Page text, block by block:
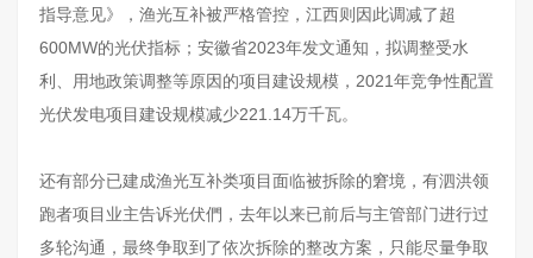
指导意见》，渔光互补被严格管控，江西则因此调减了超
600MW的光伏指标；安徽省2023年发文通知，拟调整受水
利、用地政策调整等原因的项目建设规模，2021年竞争性配置
光伏发电项目建设规模减少221.14万千瓦。
还有部分已建成渔光互补类项目面临被拆除的窘境，有泗洪领
跑者项目业主告诉光伏們，去年以来已前后与主管部门进行过
多轮沟通，最终争取到了依次拆除的整改方案，只能尽量争取